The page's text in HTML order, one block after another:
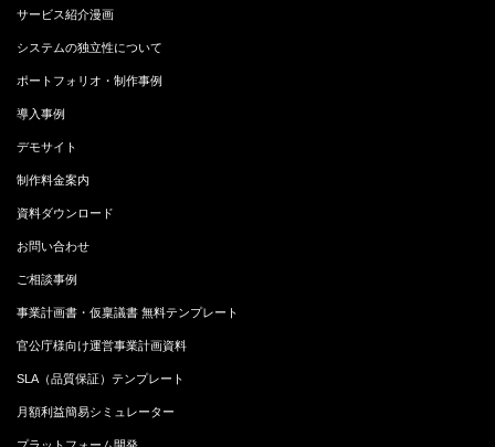
サービス紹介漫画
システムの独立性について
ポートフォリオ・制作事例
導入事例
デモサイト
制作料金案内
資料ダウンロード
お問い合わせ
ご相談事例
事業計画書・仮稟議書 無料テンプレート
官公庁様向け運営事業計画資料
SLA（品質保証）テンプレート
月額利益簡易シミュレーター